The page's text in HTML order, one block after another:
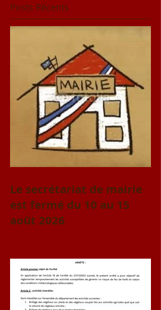
Posts Récents
Le secrétariat de mairie
est fermé du 10 au 15
août 2026